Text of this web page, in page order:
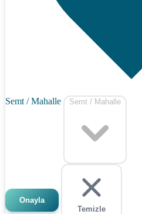
Semt / Mahalle Semt / Mahalle
Onayla
Temizle